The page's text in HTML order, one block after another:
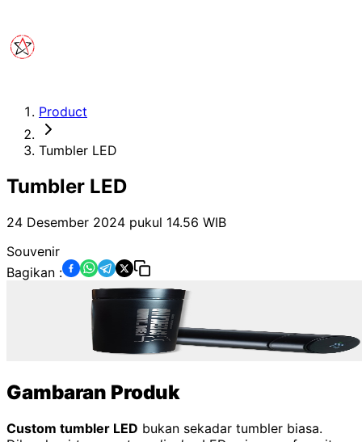
Product
Tumbler LED
Tumbler LED
24 Desember 2024 pukul 14.56 WIB
Souvenir
Bagikan :
Gambaran Produk
Custom tumbler LED bukan sekadar tumbler biasa.